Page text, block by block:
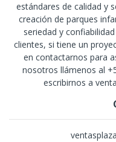
estándares de calidad y
creación de parques
seriedad y
clientes, si tiene un
en contactarnos para
nosotros llámenos al
escribirnos a